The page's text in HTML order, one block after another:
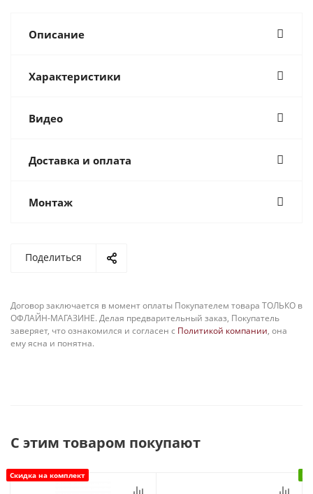
Описание
Характеристики
Видео
Доставка и оплата
Монтаж
Поделиться
Договор заключается в момент оплаты Покупателем товара ТОЛЬКО в
ОФЛАЙН-МАГАЗИНЕ. Делая предварительный заказ, Покупатель
заверяет, что ознакомился и согласен с Политикой компании, она
ему ясна и понятна.
С этим товаром покупают
Скидка на комплект В